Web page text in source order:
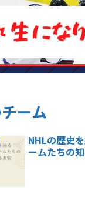
ーム
NHLの歴史
ームたちの